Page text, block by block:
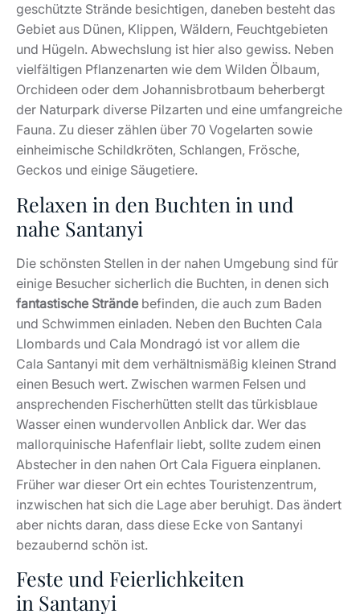
geschützte Strände besichtigen, daneben besteht das
Gebiet aus Dünen, Klippen, Wäldern, Feuchtgebieten
und Hügeln. Abwechslung ist hier also gewiss. Neben
vielfältigen Pflanzenarten wie dem Wilden Ölbaum,
Orchideen oder dem Johannisbrotbaum beherbergt
der Naturpark diverse Pilzarten und eine umfangreiche
Fauna. Zu dieser zählen über 70 Vogelarten sowie
einheimische Schildkröten, Schlangen, Frösche,
Geckos und einige Säugetiere.
Relaxen in den Buchten in und
nahe Santanyi
Die schönsten Stellen in der nahen Umgebung sind für
einige Besucher sicherlich die Buchten, in denen sich
fantastische Strände befinden, die auch zum Baden
und Schwimmen einladen. Neben den Buchten Cala
Llombards und Cala Mondragó ist vor allem die
Cala Santanyi mit dem verhältnismäßig kleinen Strand
einen Besuch wert. Zwischen warmen Felsen und
ansprechenden Fischerhütten stellt das türkisblaue
Wasser einen wundervollen Anblick dar. Wer das
mallorquinische Hafenflair liebt, sollte zudem einen
Abstecher in den nahen Ort Cala Figuera einplanen.
Früher war dieser Ort ein echtes Touristenzentrum,
inzwischen hat sich die Lage aber beruhigt. Das ändert
aber nichts daran, dass diese Ecke von Santanyi
bezaubernd schön ist.
Feste und Feierlichkeiten
in Santanyi